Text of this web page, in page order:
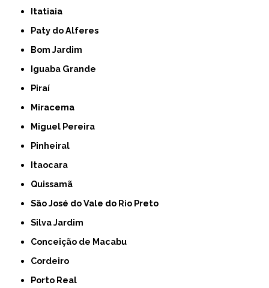
Itatiaia
Paty do Alferes
Bom Jardim
Iguaba Grande
Piraí
Miracema
Miguel Pereira
Pinheiral
Itaocara
Quissamã
São José do Vale do Rio Preto
Silva Jardim
Conceição de Macabu
Cordeiro
Porto Real